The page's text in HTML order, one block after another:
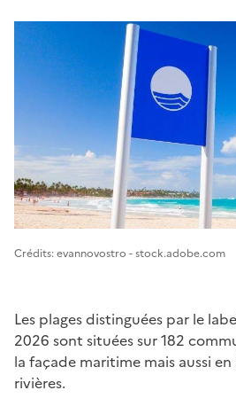
Image 1
Crédits: evannovostro - stock.adobe.com
Les plages distinguées par le
2026 sont situées sur 182
la façade maritime mais aussi
rivières.